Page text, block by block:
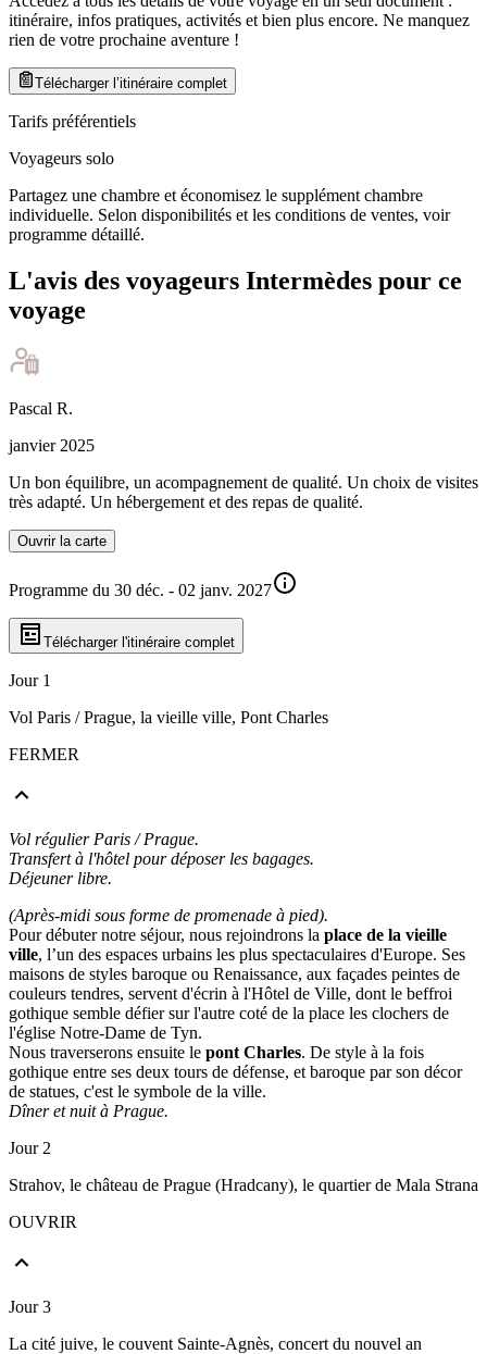
itinéraire, infos pratiques, activités et bien plus encore. Ne manquez
rien de votre prochaine aventure !
Télécharger l’itinéraire complet
Tarifs préférentiels
Voyageurs solo
Partagez une chambre et économisez le supplément chambre
individuelle. Selon disponibilités et les conditions de ventes, voir
programme détaillé.
L'avis des voyageurs Intermèdes pour ce
voyage
Pascal R.
janvier 2025
Un bon équilibre, un acompagnement de qualité. Un choix de visites
très adapté. Un hébergement et des repas de qualité.
Ouvrir la carte
Programme du 30 déc. - 02 janv. 2027
Télécharger l'itinéraire complet
Jour 1
Vol Paris / Prague, la vieille ville, Pont Charles
FERMER
Vol régulier Paris / Prague.
Transfert à l'hôtel pour déposer les bagages.
Déjeuner libre.
(Après-midi sous forme de promenade à pied).
Pour débuter notre séjour, nous rejoindrons la place de la vieille
ville, l’un des espaces urbains les plus spectaculaires d'Europe. Ses
maisons de styles baroque ou Renaissance, aux façades peintes de
couleurs tendres, servent d'écrin à l'Hôtel de Ville, dont le beffroi
gothique semble défier sur l'autre coté de la place les clochers de
l'église Notre-Dame de Tyn.
Nous traverserons ensuite le pont Charles. De style à la fois
gothique entre ses deux tours de défense, et baroque par son décor
de statues, c'est le symbole de la ville.
Dîner et nuit à Prague.
Jour 2
Strahov, le château de Prague (Hradcany), le quartier de Mala Strana
OUVRIR
Jour 3
La cité juive, le couvent Sainte-Agnès, concert du nouvel an